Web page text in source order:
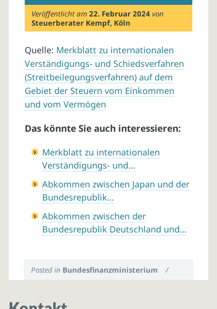
Veröffentlicht am22. Februar 2024 von
Steuerberater Kempf, Köln
Quelle: Merkblatt zu internationalen
Verständigungs- und Schiedsverfahren
(Streitbeilegungsverfahren) auf dem
Gebiet der Steuern vom Einkommen
und vom Vermögen
Das könnte Sie auch interessieren:
Merkblatt zu internationalen
Verständigungs- und…
Abkommen zwischen Japan und der
Bundesrepublik…
Abkommen zwischen der
Bundesrepublik Deutschland und…
Posted in Bundesfinanzministerium /